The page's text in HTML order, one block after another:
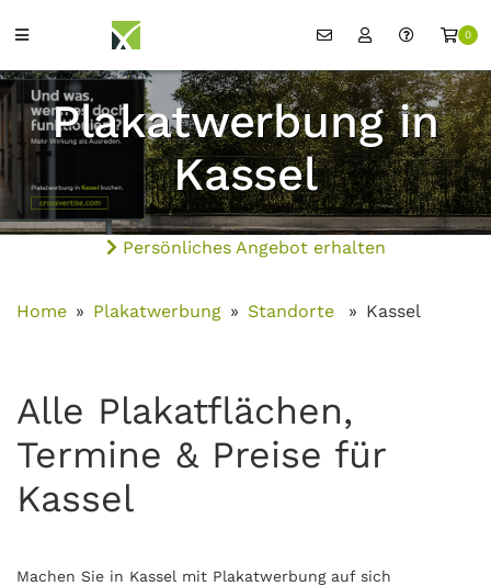
0
Plakatwerbung in
Kassel
Persönliches Angebot erhalten
Home Plakatwerbung Standorte Kassel
Alle Plakatflächen,
Termine & Preise für
Kassel
Machen Sie in Kassel mit Plakatwerbung auf sich